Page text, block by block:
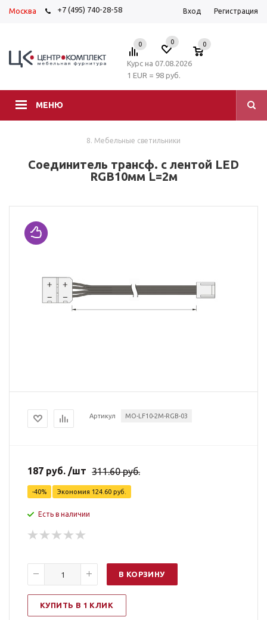
Москва +7 (495) 740-28-58 Вход Регистрация
МЕНЮ
0 0 0
Курс на 07.08.2026
1 EUR = 98 руб.
8. Мебельные светильники
Cоединитель трансф. с лентой LED
RGB10мм L=2м
Артикул MO-LF10-2M-RGB-03
187 руб. /шт 311.60руб.
-40% Экономия 124.60 руб.
Есть в наличии
В КОРЗИНУ
КУПИТЬ В 1 КЛИК